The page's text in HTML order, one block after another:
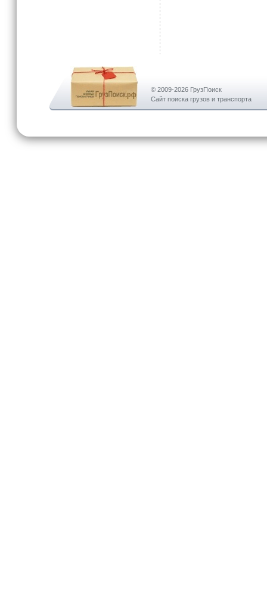
© 2009-2026 ГрузПоиск
Сайт поиска грузов и транспорта